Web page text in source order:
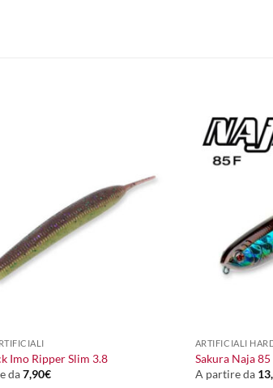
Imo Ripper Slim 3.8
da7,90€
ARTIFICIALI
Sakura Naja 85
A partire da